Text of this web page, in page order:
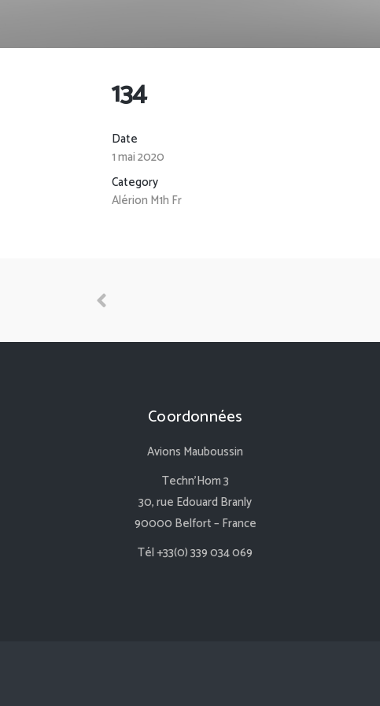
134
Date
1 mai 2020
Category
Alérion M1h Fr
Coordonnées
Avions Mauboussin
Techn’Hom 3
30, rue Edouard Branly
90000 Belfort – France
Tél +33(0) 339 034 069